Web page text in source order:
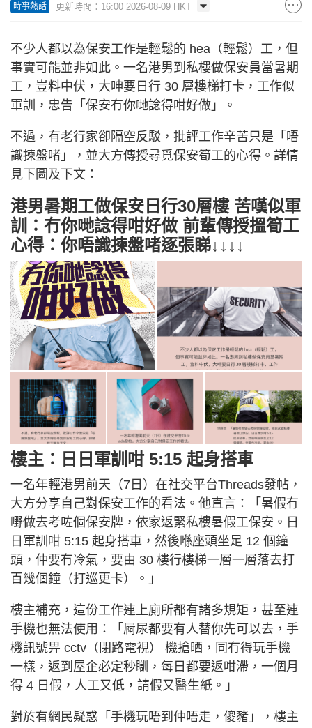
時事熱話 更新時間：16:00 2026-08-09 HKT
不少人都以為保安工作是輕鬆的 hea（輕鬆）工，但
事實可能並非如此。一名港男到私樓做保安員當暑期
工，豈料中伏，大呻要日行 30 層樓梯打卡，工作似
軍訓，忠告「保安冇你哋諗得咁好做」。
不過，有老行家卻隔空反駁，批評工作辛苦只是「唔
識揀盤啫」，並大方傳授尋覓保安筍工的心得。詳情
見下圖及下文：
港男暑期工做保安日行30層樓 苦嘆似軍
訓：冇你哋諗得咁好做 前輩傳授搵筍工
心得：你唔識揀盤啫逐張睇↓↓↓↓
樓主：日日軍訓咁 5:15 起身搭車
一名年輕港男前天（7日）在社交平台Threads發帖，
大方分享自己對保安工作的看法。他直言：「暑假冇
嘢做去考咗個保安牌，依家返緊私樓暑假工保安。日
日軍訓咁 5:15 起身搭車，然後喺座頭坐足 12 個鐘
頭，仲要冇冷氣，要由 30 樓行樓梯一層一層落去打
百幾個鐘（打巡更卡）。」
樓主補充，這份工作連上廁所都有諸多規矩，甚至連
手機也無法使用：「屙尿都要有人替你先可以去，手
機訊號畀 cctv（閉路電視） 機搶晒，同冇得玩手機
一樣，返到屋企必定秒瞓，每日都要返咁滯，一個月
得 4 日假，人工又低，請假又醫生紙。」
對於有網民疑惑「手機玩唔到仲唔走，傻豬」，樓主